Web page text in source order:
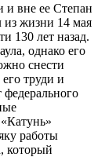
и вне ее Степан
из жизни 14 мая
130 лет назад.
однако его
снести
труди и
работы
который